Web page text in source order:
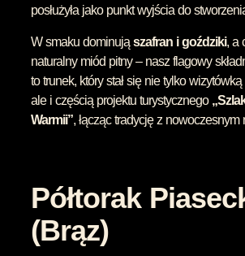
posłużyła jako punkt wyjścia do
W smaku dominująszafran i goździki, a
naturalny miód pitny – nasz flagowy
to trunek, który stał się nie tylko
ale i częścią projektu turystycznego
Warmii”, łącząc tradycję z nowoczesnym
Półtorak
(Brąz)